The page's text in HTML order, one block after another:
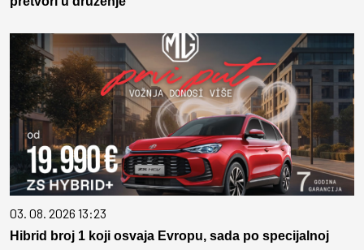
03. 08. 2026 13:23
Hibrid broj 1 koji osvaja Evropu, sada po specijalnoj